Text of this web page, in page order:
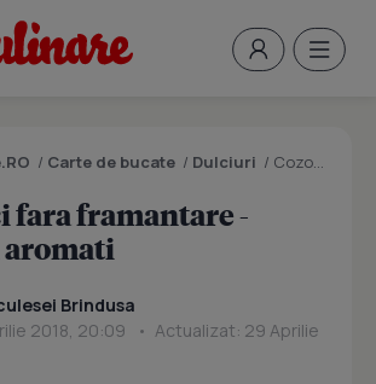
/ Carte de bucate / Dulciuri / Cozonaci fara framantare - pusofi si aromati
fara framantare -
Brindusa
2018, 20:09 • Actualizat: 29 Aprilie